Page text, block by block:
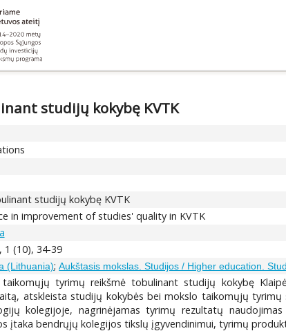
studijų kokybę KVTK
studijų kokybę KVTK
in improvement of studies' quality in KVTK
1 (10), 34-39
(Lithuania);Aukštasis mokslas. Studijos / Higher education.
tyrimų reikšmė tobulinant studijų kokybę
atskleista studijų kokybės bei mokslo taikomųjų
kolegijoje, nagrinėjamas tyrimų rezultatų
įtaka bendrųjų kolegijos tikslų įgyvendinimui, tyrimų